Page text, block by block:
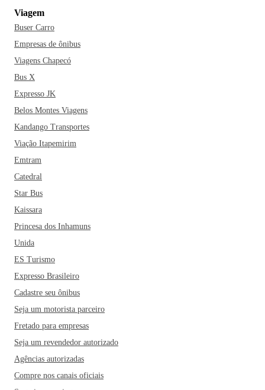
Viagem
Buser Carro
Empresas de ônibus
Viagens Chapecó
Bus X
Expresso JK
Belos Montes Viagens
Kandango Transportes
Viação Itapemirim
Emtram
Catedral
Star Bus
Kaissara
Princesa dos Inhamuns
Unida
ES Turismo
Expresso Brasileiro
Cadastre seu ônibus
Seja um motorista parceiro
Fretado para empresas
Seja um revendedor autorizado
Agências autorizadas
Compre nos canais oficiais